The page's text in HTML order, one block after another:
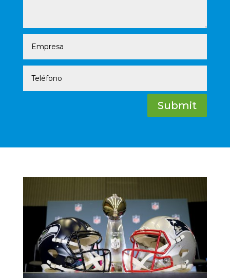
Submit